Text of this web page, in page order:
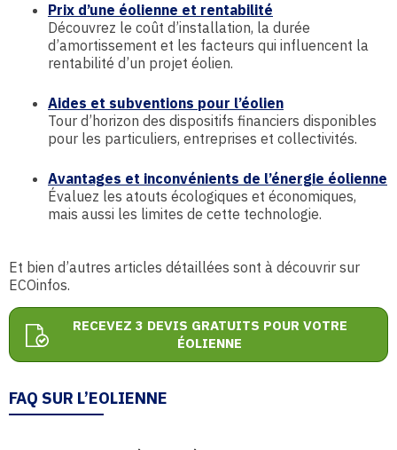
Prix d’une éolienne et rentabilité
Découvrez le coût d’installation, la durée
d’amortissement et les facteurs qui influencent la
rentabilité d’un projet éolien.
Aides et subventions pour l’éolien
Tour d’horizon des dispositifs financiers disponibles
pour les particuliers, entreprises et collectivités.
Avantages et inconvénients de l’énergie éolienne
Évaluez les atouts écologiques et économiques,
mais aussi les limites de cette technologie.
Et bien d’autres articles détaillées sont à découvrir sur
ECOinfos.
RECEVEZ 3 DEVIS GRATUITS POUR VOTRE
ÉOLIENNE
FAQ SUR L’EOLIENNE